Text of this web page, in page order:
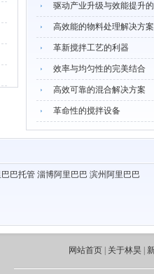
驱动产业升级与效能提升
高效能的物料处理解决方案
革新搅拌工艺的利器
效率与均匀性的完美结合
高效可靠的混合解决方案
革命性的搅拌设备
巴巴托管 淄博阿里巴巴 滨州阿里巴巴
网站首页 关于林昊